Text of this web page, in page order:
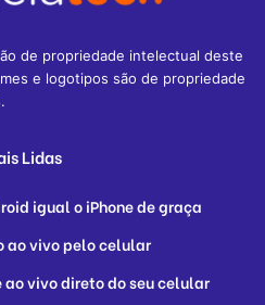
de propriedade intelectual deste
e logotipos são de propriedade
Lidas
igual o iPhone de graça
ao vivo pelo celular
vivo direto do seu celular